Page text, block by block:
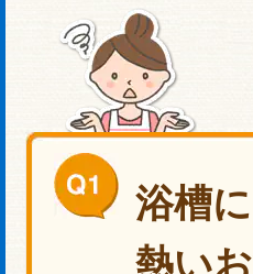
浴槽
熱い